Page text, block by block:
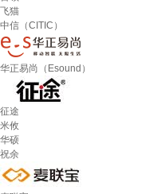
飞猫
中信（CITIC）
华正易尚（Esound）
征途
米攸
华硕
祝余